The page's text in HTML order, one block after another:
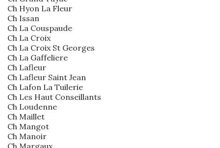
Ch Hyon La Fleur
Ch Issan
Ch La Couspaude
Ch La Croix
Ch La Croix St Georges
Ch La Gaffeliere
Ch Lafleur
Ch Lafleur Saint Jean
Ch Lafon La Tuilerie
Ch Les Haut Conseillants
Ch Loudenne
Ch Maillet
Ch Mangot
Ch Manoir
Ch Margaux